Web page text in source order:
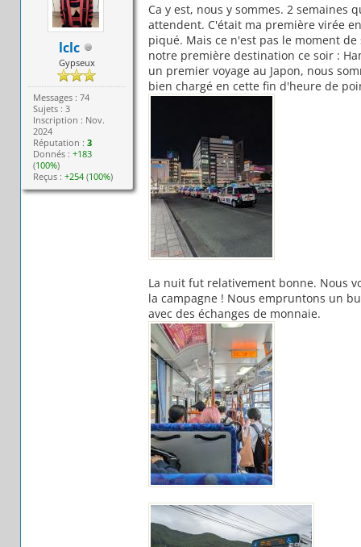
lclc
Gypseux
Messages : 74
Sujets : 3
Inscription : Nov.
2024
Réputation :3
Donnés :+183
(100%)
Reçus :+254 (100%)
Ca y est, nous y sommes. 2 semaines
attendent. C'était ma première virée
piqué. Mais ce n'est pas le moment
notre première destination ce soir :
un premier voyage au Japon, nous
bien chargé en cette fin d'heure de
La nuit fut relativement bonne. Nous
la campagne ! Nous empruntons un
avec des échanges de monnaie.